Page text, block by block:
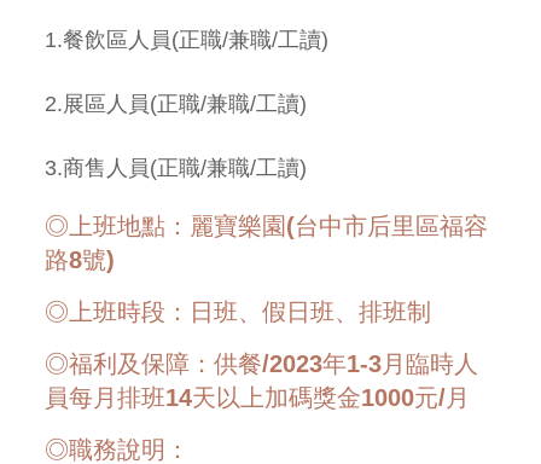
1.餐飲區人員(正職/兼職/工讀)
2.展區人員(正職/兼職/工讀)
3.商售人員(正職/兼職/工讀)
◎上班地點：麗寶樂園(台中市后里區福容
路8號)
◎上班時段：日班、假日班、排班制
◎福利及保障：供餐/2023年1-3月臨時人
員每月排班14天以上加碼獎金1000元/月
◎職務說明：